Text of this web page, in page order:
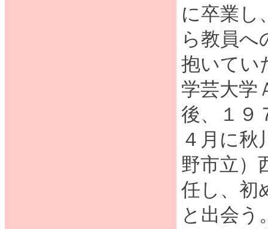
に卒業し
ら教員へ
抱いてい
学芸大学
後、１９
４月に秋
野市立）
任し、初
と出会う